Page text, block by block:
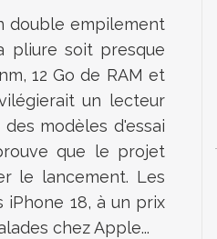
double empilement
pliure soit presque
12 Go de RAM et
un lecteur
modèles d'essai
que le projet
le lancement. Les
18, à un prix
chez Apple...